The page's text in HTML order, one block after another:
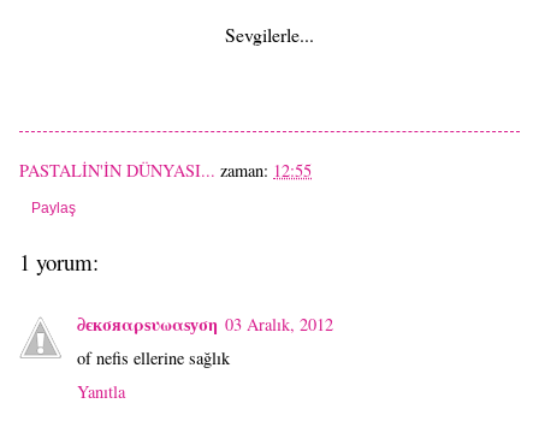
Sevgilerle...
PASTALİN'İN DÜNYASI... zaman: 12:55
Paylaş
1 yorum:
∂єкσяαρѕυωαѕуση 03 Aralık, 2012
of nefis ellerine sağlık
Yanıtla